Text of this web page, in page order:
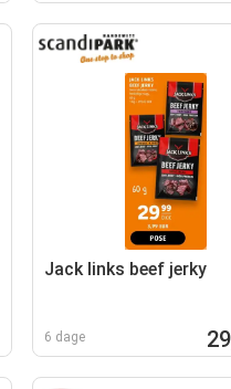
Jack links beef jerky
6 dage